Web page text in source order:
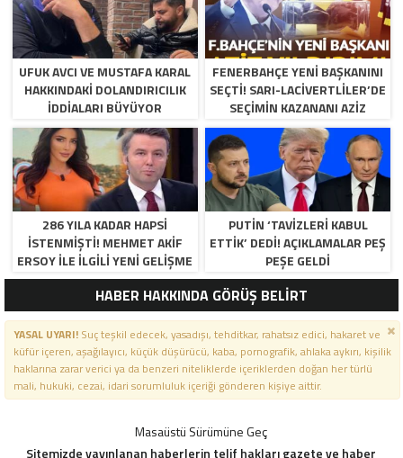
UFUK AVCI VE MUSTAFA KARAL
HAKKINDAKI DOLANDIRICILIK
İDDIALARI BÜYÜYOR
FENERBAHÇE YENI BAŞKANINI
SEÇTI! SARI-LACIVERTLILER’DE
SEÇIMIN KAZANANI AZIZ
YILDIRIM OLDU
286 YILA KADAR HAPSI
ISTENMIŞTI! MEHMET AKIF
ERSOY ILE ILGILI YENI GELIŞME
PUTIN ‘TAVIZLERI KABUL
ETTIK’ DEDI! AÇIKLAMALAR PEŞ
PEŞE GELDI
HABER HAKKINDA GÖRÜŞ BELİRT
YASAL UYARI!Suç teşkil edecek, yasadışı, tehditkar, rahatsız edici, hakaret ve
küfür içeren, aşağılayıcı, küçük düşürücü, kaba, pornografik, ahlaka aykırı, kişilik
haklarına zarar verici ya da benzeri niteliklerde içeriklerden doğan her türlü
mali, hukuki, cezai, idari sorumluluk içeriği gönderen kişiye aittir.
Masaüstü Sürümüne Geç
Sitemizde yayınlanan haberlerin telif hakları gazete ve haber